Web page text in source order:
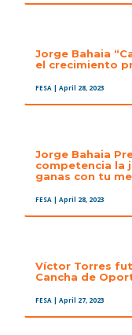
Jorge Bahaia
el crecimiento
FESA | April 28, 2023
Jorge Bahaia
competencia la
ganas con tu
FESA | April 28, 2023
Víctor Torres
Cancha de
FESA | April 27, 2023